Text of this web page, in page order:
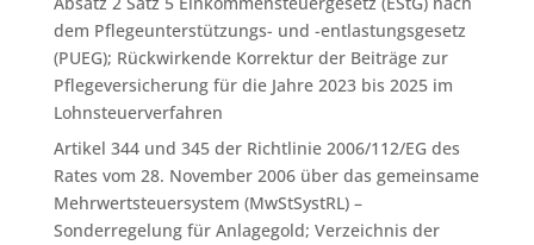
dem Pflegeunterstützungs- und -entlastungsgesetz
(PUEG); Rückwirkende Korrektur der Beiträge zur
Pflegeversicherung für die Jahre 2023 bis 2025 im
Lohnsteuerverfahren
Artikel 344 und 345 der Richtlinie 2006/112/EG des
Rates vom 28. November 2006 über das gemeinsame
Mehrwertsteuersystem (MwStSystRL) –
Sonderregelung für Anlagegold; Verzeichnis der